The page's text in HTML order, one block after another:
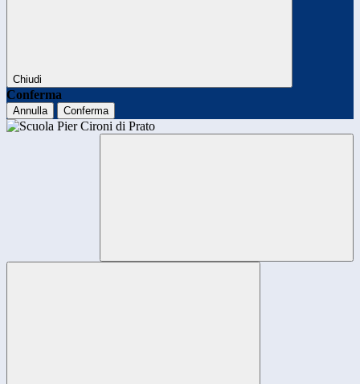
Chiudi
Conferma
Annulla Conferma